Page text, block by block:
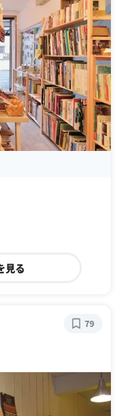
見る
79